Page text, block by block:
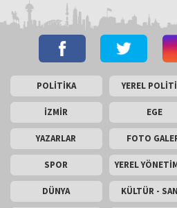
POLİTİKA YEREL
İZMİR EGE
YAZARLAR FOTO
SPOR YEREL
DÜNYA KÜLTÜR -